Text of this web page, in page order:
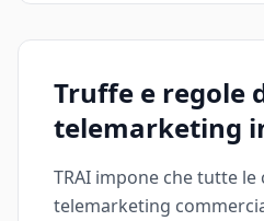
Truffe e regole
telemarketing
TRAI impone che tutte le
telemarketing